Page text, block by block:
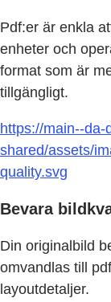
Pdf:er är enkla
enheter och
format som är
tillgängligt.
https://main--da-
shared/assets/
quality.svg
Bevara
Din originalbild
omvandlas till
layoutdetaljer.